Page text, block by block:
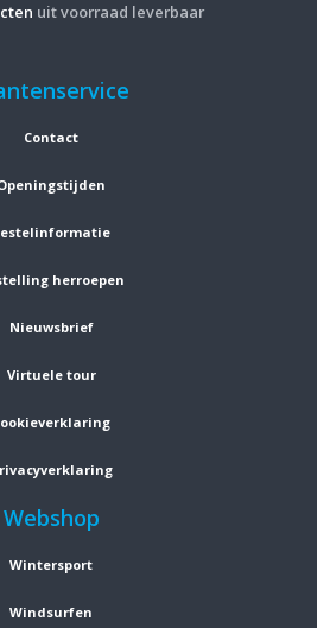
uit voorraad leverbaar
Contact
herroepen
Nieuwsbrief
Virtuele tour
Webshop
Wintersport
Windsurfen